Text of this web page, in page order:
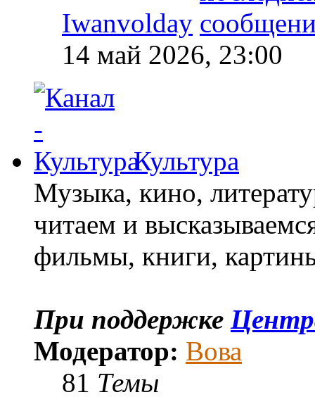
Iwanvolday
14 май 2026, 23:00
Культура
Музыка, кино,
читаем и
фильмы, книги,
При поддержке
Модератор: Вова
81 Темы